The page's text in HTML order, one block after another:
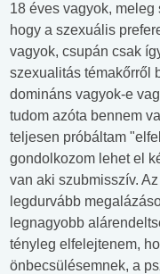
18 éves vagyok,
hogy a szexuális
vagyok, csupán csak
szexualitás témakőrről
domináns vagyok-e
tudom azóta bennem
teljesen próbáltam
gondolkozom lehet el
van aki szubmisszív.
legdurvább
legnagyobb
tényleg elfelejtenem,
önbecsülésemnek, a